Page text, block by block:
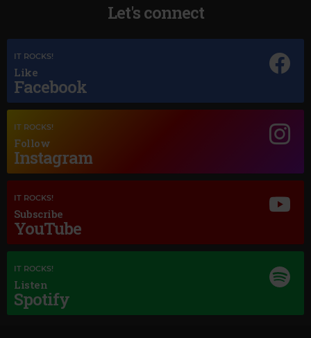
Magic Jazz
DIANA KRALL –TEMPTATION
GERALD FINZI–ECLOGUE, OP.10
Let's connect
IT ROCKS!
Like
Facebook
IT ROCKS!
Follow
Instagram
IT ROCKS!
Subscribe
YouTube
IT ROCKS!
Listen
Spotify